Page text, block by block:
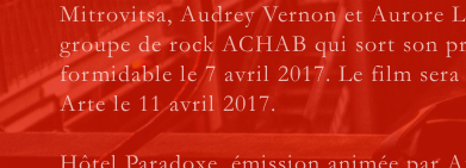
Mitrovitsa, Audrey Vernon et Aurore
groupe de rock ACHAB qui sort son
formidable le 7 avril 2017. Le film
Arte le 11 avril 2017.